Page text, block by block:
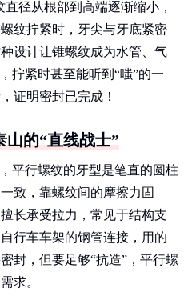
径从根部到高端逐渐缩小，
纹拧紧时，牙尖与牙底紧密
设计让锥螺纹成为水管、气
拧紧时甚至能听到“嗤”的一
证明密封已完成！
山的“直线战士”
平行螺纹的牙型是笔直的圆柱
致，靠螺纹间的摩擦力固
长承受拉力，常见于结构支
行车车架的钢管连接，用的
封，但要足够“抗造”，平行螺
求。